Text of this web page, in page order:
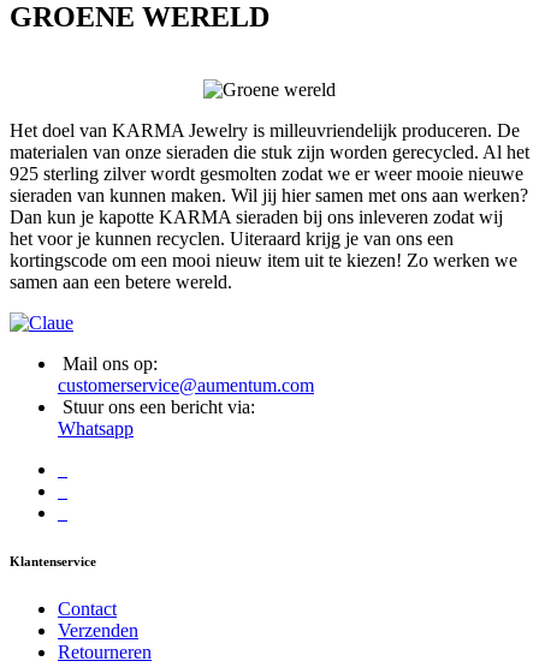
GROENE WERELD
Het doel van KARMA Jewelry is milleuvriendelijk produceren. De
materialen van onze sieraden die stuk zijn worden gerecycled. Al het
925 sterling zilver wordt gesmolten zodat we er weer mooie nieuwe
sieraden van kunnen maken. Wil jij hier samen met ons aan werken?
Dan kun je kapotte KARMA sieraden bij ons inleveren zodat wij
het voor je kunnen recyclen. Uiteraard krijg je van ons een
kortingscode om een mooi nieuw item uit te kiezen! Zo werken we
samen aan een betere wereld.
Mail ons op:
customerservice@aumentum.com
Stuur ons een bericht via:
Whatsapp
Klantenservice
Contact
Verzenden
Retourneren